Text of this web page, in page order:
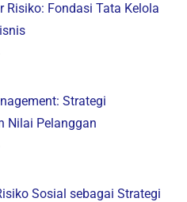
Risiko: Fondasi Tata Kelola
Strategi
Nilai Pelanggan
Sosial sebagai Strategi